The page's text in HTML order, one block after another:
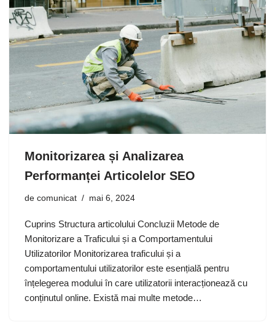
Monitorizarea și Analizarea
Performanței Articolelor SEO
de comunicat mai 6, 2024
Cuprins Structura articolului Concluzii Metode de
Monitorizare a Traficului și a Comportamentului
Utilizatorilor Monitorizarea traficului și a
comportamentului utilizatorilor este esențială pentru
înțelegerea modului în care utilizatorii interacționează cu
conținutul online. Există mai multe metode…